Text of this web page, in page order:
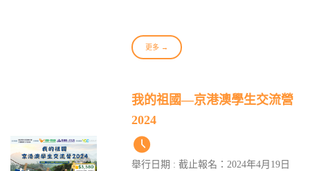
更多 →
我的祖國—京港澳學生交流營
2024
舉行日期 : 截止報名：2024年4月19日